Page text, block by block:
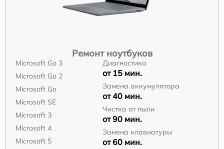
Ремонт ноутбуков
Microsoft Go 3
Microsoft Go 2
Microsoft Go
Microsoft SE
Microsoft 3
Microsoft 4
Microsoft 5
Диагностика
от 15 мин.
Замена аккумулятора
от 40 мин.
Чистка от пыли
от 90 мин.
Замена клавиатуры
от 60 мин.